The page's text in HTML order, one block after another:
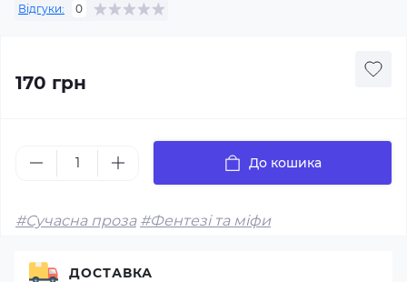
Відгуки: 0
170 грн
До кошика
#Сучасна проза #Фентезі та міфи
ДОСТАВКА